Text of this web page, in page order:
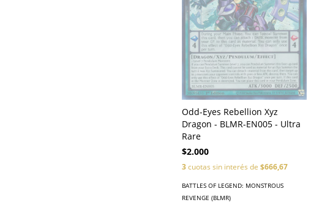
Odd-Eyes Rebellion Xyz
Dragon - BLMR-EN005 - Ultra
Rare
$2.000
3cuotas sin interés de $666,67
BATTLES OF LEGEND: MONSTROUS
REVENGE (BLMR)